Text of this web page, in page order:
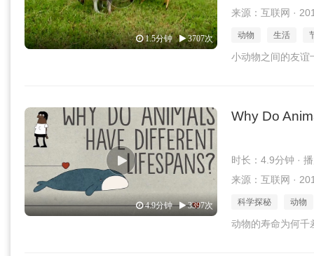
1.5分钟 3707次
来源：互联网 ·
动物 生活
小动物之间的友谊
4.9分钟 3397次
Why Do
时长：4.9分钟 ·
来源：互联网 ·
科学探秘 动物
动物的寿命为何千